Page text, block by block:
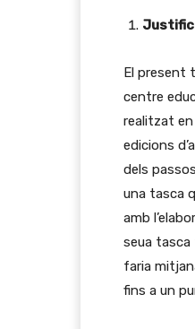
El present
centre
realitzat
edicions
dels
una tasca
amb
seua tasca
faria
fins a un